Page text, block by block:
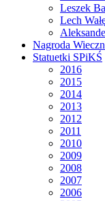
Leszek
Lech
Nagroda
Statuetki SPiKŚ
2016
2015
2014
2013
2012
2011
2010
2009
2008
2007
2006